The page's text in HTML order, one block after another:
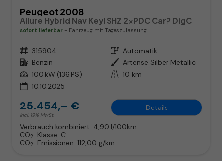
Peugeot 2008
Allure Hybrid Nav Keyl SHZ 2xPDC CarP DigC
sofort lieferbar Fahrzeug mit Tageszulassung
Fahrzeugnr. 315904 Getriebe Automatik
Kraftstoff Benzin Außenfarbe Artense Silber Metallic
Leistung 100 kW (136 PS) Kilometerstand 10 km
10.10.2025
25.454,– €
incl. 19% MwSt.
Details
Verbrauch kombiniert: 4,90 l/100km
CO2-Klasse: C
CO2-Emissionen: 112,00 g/km